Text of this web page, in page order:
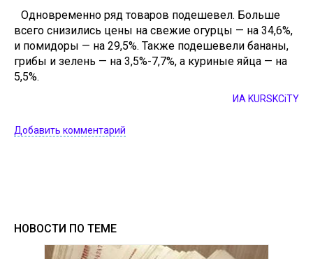
Одновременно ряд товаров подешевел. Больше
всего снизились цены на свежие огурцы — на 34,6%,
и помидоры — на 29,5%. Также подешевели бананы,
грибы и зелень — на 3,5%-7,7%, а куриные яйца — на
5,5%.
ИА KURSKCiTY
Добавить комментарий
НОВОСТИ ПО ТЕМЕ